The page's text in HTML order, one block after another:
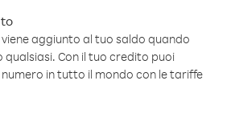
aggiunto al tuo saldo quando
Con il tuo credito puoi
in tutto il mondo con le tariffe